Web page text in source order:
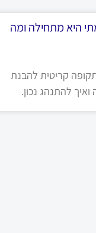
היא מתחילה ומה
קריטית להבנת
להתנהג נכון.